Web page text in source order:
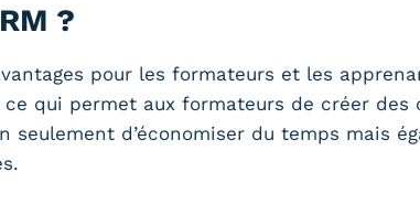
?
pour les formateurs et les
qui permet aux formateurs de créer des
d’économiser du temps mais